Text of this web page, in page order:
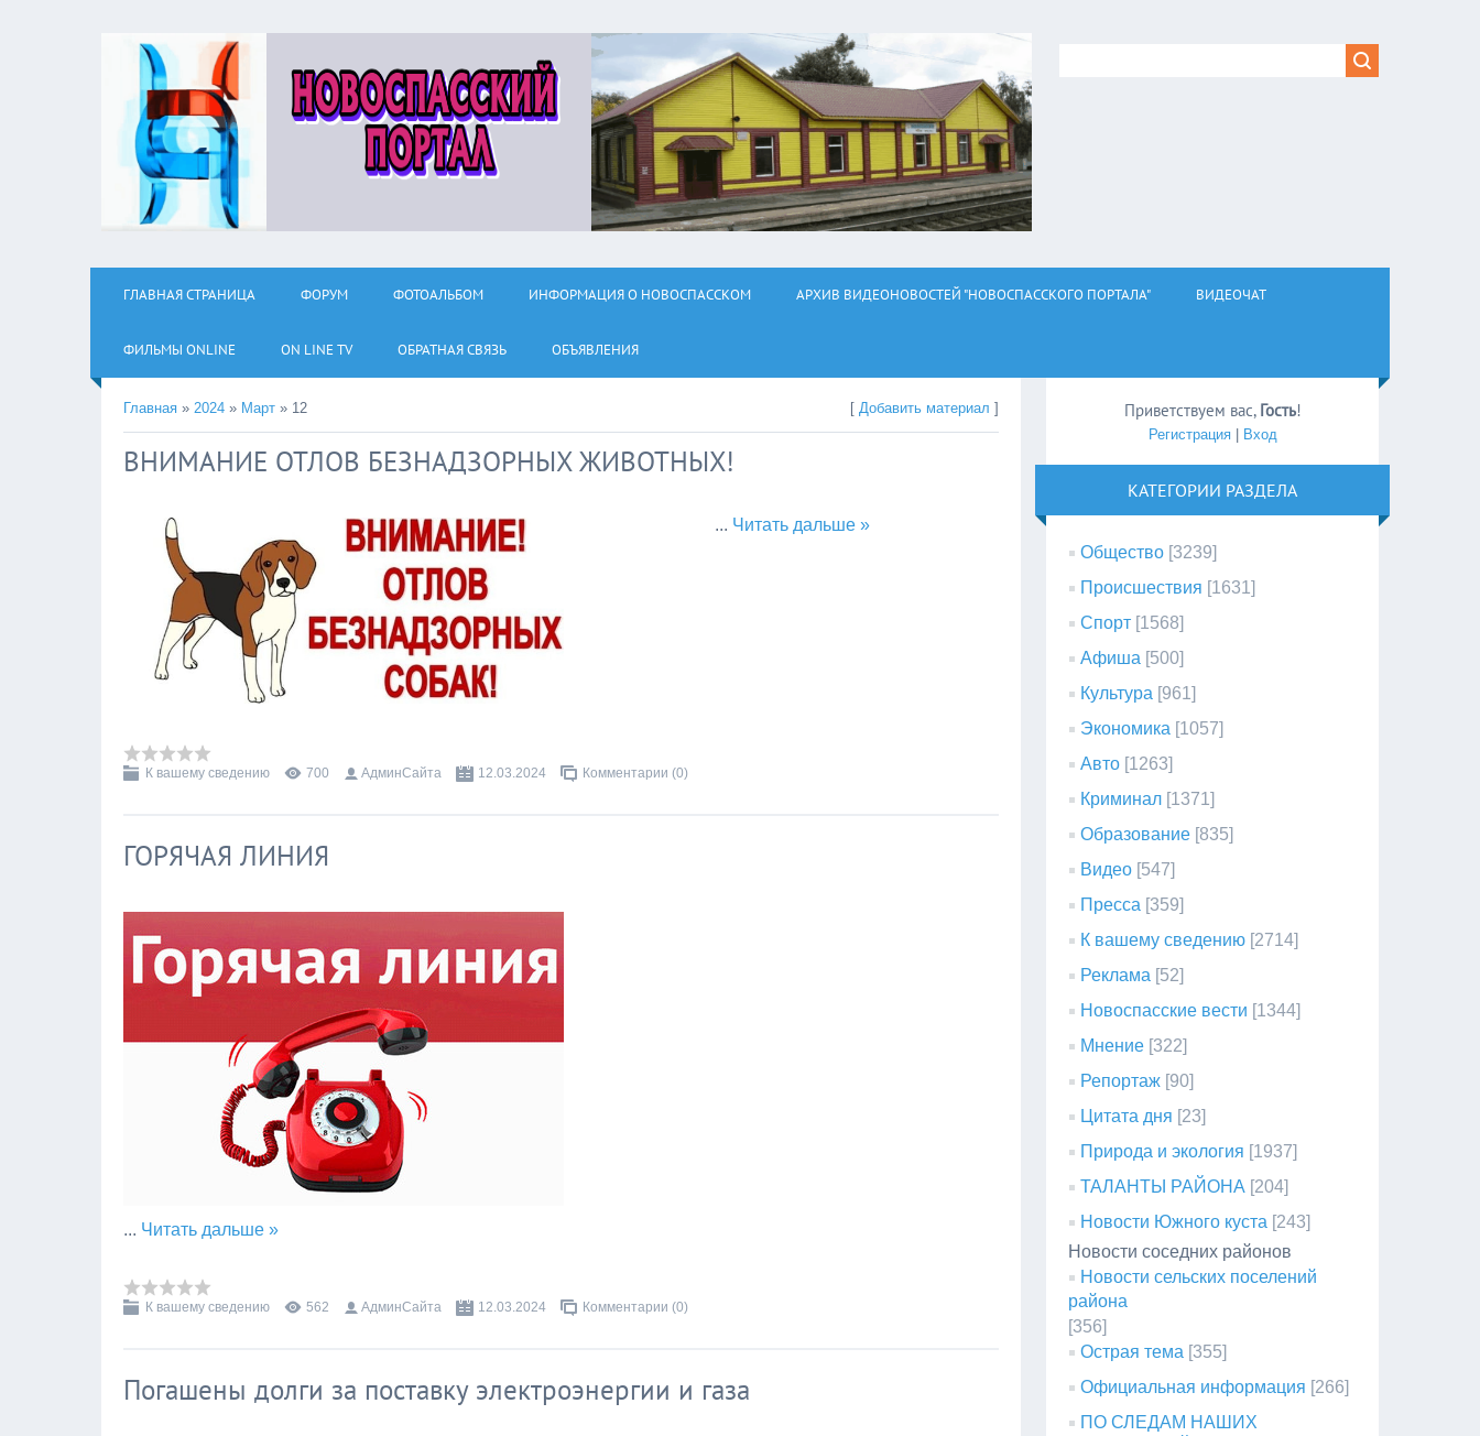
ГЛАВНАЯ СТРАНИЦА ФОРУМ ФОТОАЛЬБОМ ИНФОРМАЦИЯ О НОВОСПАССКОМ АРХИВ ВИДЕОНОВОСТЕЙ "НОВОСПАССКОГО ПОРТАЛА" ВИДЕОЧАТ
ФИЛЬМЫ ОNLINE ON LINE TV ОБРАТНАЯ СВЯЗЬ ОБЪЯВЛЕНИЯ
Главная » 2024 » Март » 12 [Добавить материал ]
ВНИМАНИЕ ОТЛОВ БЕЗНАДЗОРНЫХ ЖИВОТНЫХ!
... Читать дальше »
К вашему сведению 700 АдминСайта 12.03.2024 Комментарии (0)
ГОРЯЧАЯ ЛИНИЯ
... Читать дальше »
К вашему сведению 562 АдминСайта 12.03.2024 Комментарии (0)
Погашены долги за поставку электроэнергии и газа
Приветствуем вас, Гость!
Регистрация| Вход
КАТЕГОРИИ РАЗДЕЛА
Общество [3239]
Происшествия [1631]
Спорт [1568]
Афиша [500]
Культура [961]
Экономика [1057]
Авто [1263]
Криминал [1371]
Образование [835]
Видео [547]
Пресса [359]
К вашему сведению [2714]
Реклама [52]
Новоспасские вести [1344]
Мнение [322]
Репортаж [90]
Цитата дня [23]
Природа и экология [1937]
ТАЛАНТЫ РАЙОНА [204]
Новости Южного куста [243]
Новости соседних районов
Новости сельских поселений
района
[356]
Острая тема [355]
Официальная информация [266]
ПО СЛЕДАМ НАШИХ